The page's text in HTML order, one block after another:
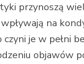
przynoszą
na
czyni je w pełni
objawów